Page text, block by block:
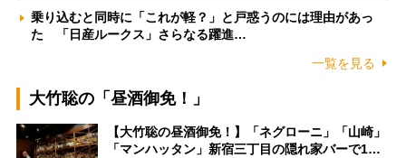
乗り込むと同時に「これが軽？」と戸惑うのには理由があっ
た 「日産ルークス」さらなる躍進…
一覧を見る
大竹聡の「昼酒御免！」
【大竹聡の昼酒御免！】「ネグローニ」「山崎」
「マンハッタン」新宿三丁目の隠れ家バーで1…